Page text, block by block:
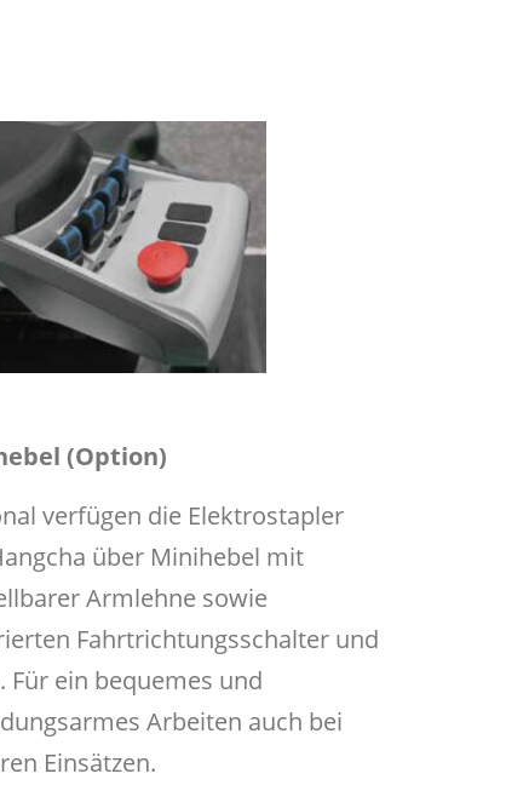
(Option)
verfügen die Elektrostapler
über Minihebel mit
Armlehne sowie
Fahrtrichtungsschalter und
Für ein bequemes und
Arbeiten auch bei
Einsätzen.